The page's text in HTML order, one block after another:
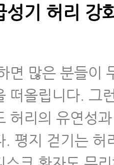
자, 허리에 좋은
료해도 낫지 않는
술을 꼭 해야 하는
스크 스테로이드
화시키는 생활습관
성기 허리 강
면 많은 분들이
떠올립니다. 그
허리의 유연성
. 평지 걷기는 허